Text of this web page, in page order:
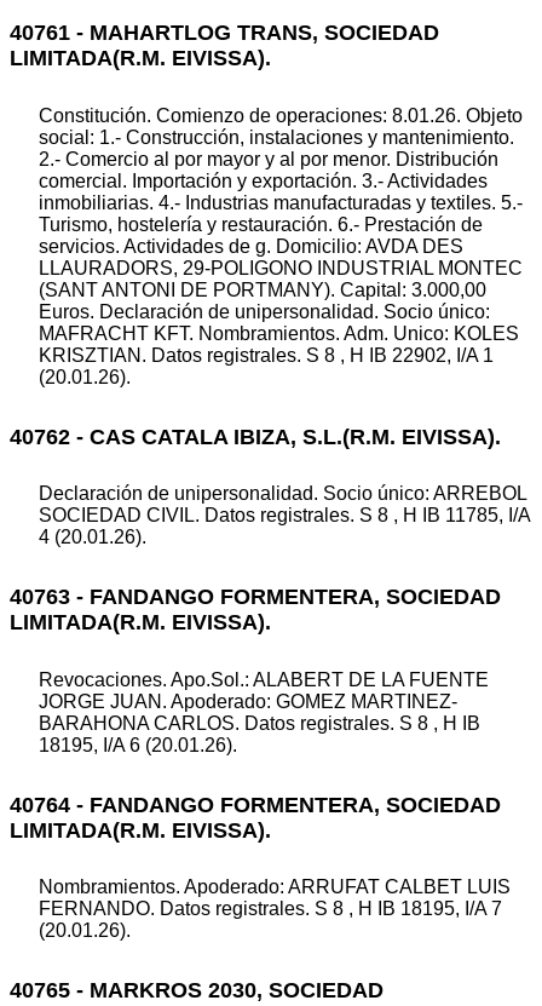
40761 - MAHARTLOG TRANS, SOCIEDAD
LIMITADA(R.M. EIVISSA).
Constitución. Comienzo de operaciones: 8.01.26. Objeto
social: 1.- Construcción, instalaciones y mantenimiento.
2.- Comercio al por mayor y al por menor. Distribución
comercial. Importación y exportación. 3.- Actividades
inmobiliarias. 4.- Industrias manufacturadas y textiles. 5.-
Turismo, hostelería y restauración. 6.- Prestación de
servicios. Actividades de g. Domicilio: AVDA DES
LLAURADORS, 29-POLIGONO INDUSTRIAL MONTEC
(SANT ANTONI DE PORTMANY). Capital: 3.000,00
Euros. Declaración de unipersonalidad. Socio único:
MAFRACHT KFT. Nombramientos. Adm. Unico: KOLES
KRISZTIAN. Datos registrales. S 8 , H IB 22902, I/A 1
(20.01.26).
40762 - CAS CATALA IBIZA, S.L.(R.M. EIVISSA).
Declaración de unipersonalidad. Socio único: ARREBOL
SOCIEDAD CIVIL. Datos registrales. S 8 , H IB 11785, I/A
4 (20.01.26).
40763 - FANDANGO FORMENTERA, SOCIEDAD
LIMITADA(R.M. EIVISSA).
Revocaciones. Apo.Sol.: ALABERT DE LA FUENTE
JORGE JUAN. Apoderado: GOMEZ MARTINEZ-
BARAHONA CARLOS. Datos registrales. S 8 , H IB
18195, I/A 6 (20.01.26).
40764 - FANDANGO FORMENTERA, SOCIEDAD
LIMITADA(R.M. EIVISSA).
Nombramientos. Apoderado: ARRUFAT CALBET LUIS
FERNANDO. Datos registrales. S 8 , H IB 18195, I/A 7
(20.01.26).
40765 - MARKROS 2030, SOCIEDAD